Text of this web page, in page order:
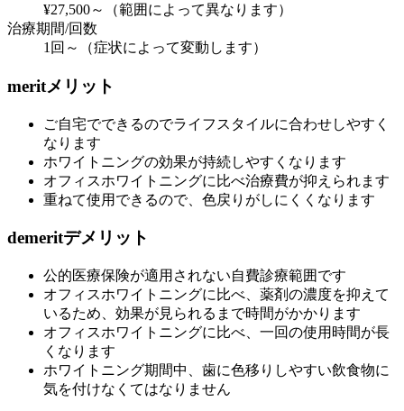
¥27,500～（範囲によって異なります）
治療期間/回数
1回～（症状によって変動します）
meritメリット
ご自宅でできるのでライフスタイルに合わせしやすく
なります
ホワイトニングの効果が持続しやすくなります
オフィスホワイトニングに比べ治療費が抑えられます
重ねて使用できるので、色戻りがしにくくなります
demeritデメリット
公的医療保険が適用されない自費診療範囲です
オフィスホワイトニングに比べ、薬剤の濃度を抑えて
いるため、効果が見られるまで時間がかかります
オフィスホワイトニングに比べ、一回の使用時間が長
くなります
ホワイトニング期間中、歯に色移りしやすい飲食物に
気を付けなくてはなりません